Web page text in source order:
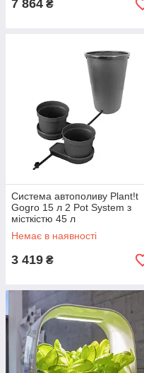
7 864 ₴
Система автополиву Plant!t
Gogro 15 л 2 Pot System з
місткістю 45 л
Немає в наявності
3 419 ₴